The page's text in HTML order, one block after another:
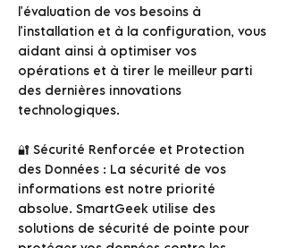
l'évaluation de vos besoins à
l'installation et à la configuration, vous
aidant ainsi à optimiser vos
opérations et à tirer le meilleur parti
des dernières innovations
technologiques.
🔐 Sécurité Renforcée et Protection
des Données : La sécurité de vos
informations est notre priorité
absolue. SmartGeek utilise des
solutions de sécurité de pointe pour